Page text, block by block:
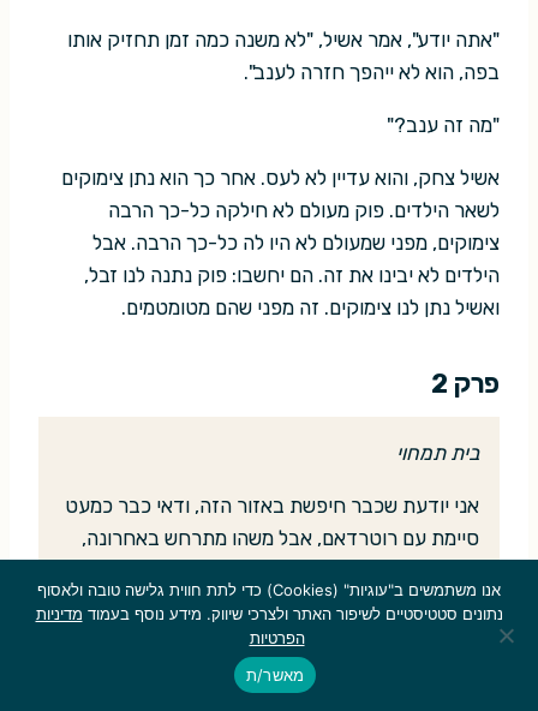
"אתה יודע", אמר אשיל, "לא משנה כמה זמן תחזיק אותו
בפה, הוא לא ייהפך חזרה לענב".
"מה זה ענב?"
אשיל צחק, והוא עדיין לא לעס. אחר כך הוא נתן צימוקים
לשאר הילדים. פוק מעולם לא חילקה כל-כך הרבה
צימוקים, מפני שמעולם לא היו לה כל-כך הרבה. אבל
הילדים לא יבינו את זה. הם יחשבו: פוק נתנה לנו זבל,
ואשיל נתן לנו צימוקים. זה מפני שהם מטומטמים.
פרק 2
בית תמחוי
אני יודעת שכבר חיפשת באזור הזה, ודאי כבר כמעט
סיימת עם רוטרדאם, אבל משהו מתרחש באחרונה,
משהו. לא הייתי צריכה להתקשר".
"ספרי לי. אני מקשיבה".
אנו משתמשים ב"עוגיות" (Cookies) כדי לתת חווית גלישה טובה ולאסוף
נתונים סטטיסטיים לשיפור האתר ולצרכי שיווק. מידע נוסף בעמוד מדיניות
הפרטיות
מאשר/ת